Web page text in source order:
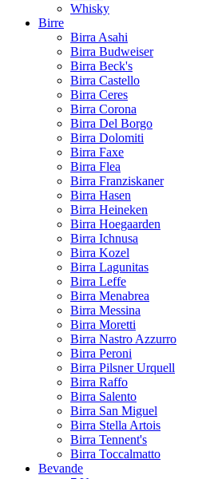
Whisky
Birre
Birra Asahi
Birra Budweiser
Birra Beck's
Birra Castello
Birra Ceres
Birra Corona
Birra Del Borgo
Birra Dolomiti
Birra Faxe
Birra Flea
Birra Franziskaner
Birra Hasen
Birra Heineken
Birra Hoegaarden
Birra Ichnusa
Birra Kozel
Birra Lagunitas
Birra Leffe
Birra Menabrea
Birra Messina
Birra Moretti
Birra Nastro Azzurro
Birra Peroni
Birra Pilsner Urquell
Birra Raffo
Birra Salento
Birra San Miguel
Birra Stella Artois
Birra Tennent's
Birra Toccalmatto
Bevande